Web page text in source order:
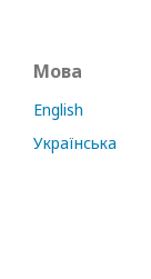
Мова
English
Українська